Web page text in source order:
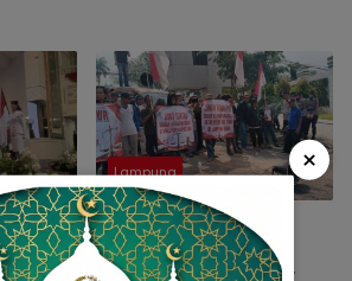
Mirza
Lampung
GIPAK Desak Kejati
Lampung Ambil Alih
Dugaan Korupsi Rp24
×